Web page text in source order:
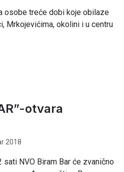
osobe treće dobi koje obilaze
Mrkojevićima, okolini i u centru
otvara
2018
sati NVO Biram Bar će zvanično